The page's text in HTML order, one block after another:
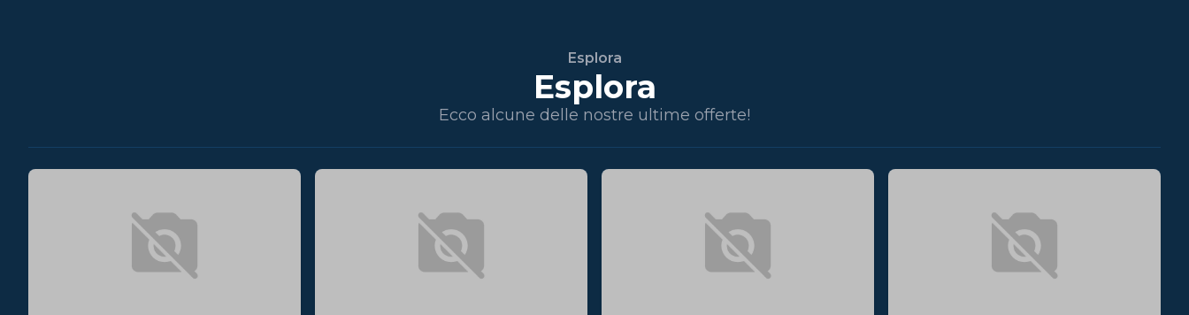
Esplora
Esplora
Ecco alcune delle nostre ultime offerte!